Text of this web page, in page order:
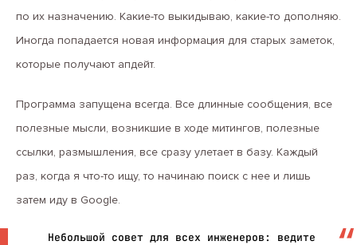
по их назначению. Какие-то выкидываю, какие-то дополняю.
Иногда попадается новая информация для старых заметок,
которые получают апдейт.
Программа запущена всегда. Все длинные сообщения, все
полезные мысли, возникшие в ходе митингов, полезные
ссылки, размышления, все сразу улетает в базу. Каждый
раз, когда я что-то ищу, то начинаю поиск с нее и лишь
затем иду в Google.
Небольшой совет для всех инженеров: ведите